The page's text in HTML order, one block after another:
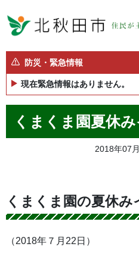
防災・緊急情報
現在緊急情報はありません。
くまくま園夏休
2018年07
くまくま園の夏休
（2018年７月22日）